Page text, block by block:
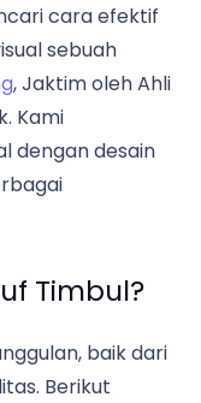
cara efektif
sebuah
, Jaktim oleh Ahli
Kami
dengan desain
Timbul?
baik dari
Berikut